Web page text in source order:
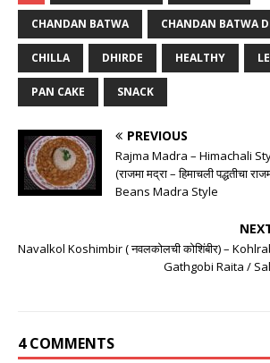
CHANDAN BATWA CHANDAN BATWA
CHILLA DHIRDE HEALTHY
PAN CAKE SNACK
PREVIOUS
Rajma Madra – Himachali
(राजमा मद्रा – हिमाचली पद्धतीचा
Beans Madra Style
Navalkol Koshimbir ( नवलकोलची कोशिंबीर) –
Gathgobi Raita /
4 COMMENTS